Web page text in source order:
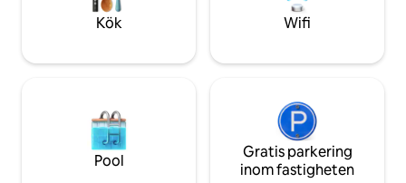
och restauranger, för en oförglömlig
Kök Wifi
Pool
Gratis parkering
inom fastigheten